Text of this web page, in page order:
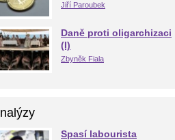
Jiří Paroubek
Daně proti oligarchizaci
(I)
Zbyněk Fiala
Spasí labourista